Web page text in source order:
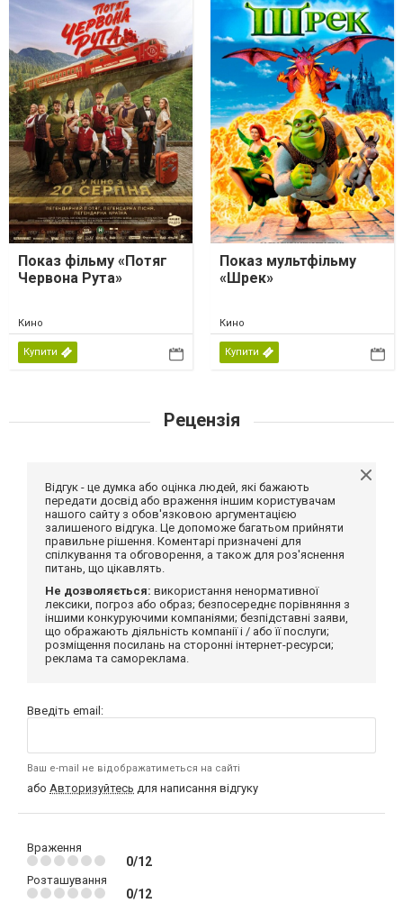
Показ фільму «Потяг
Червона Рута»
Кино
Купити
Показ мультфільму
«Шрек»
Кино
Купити
Рецензія
Відгук - це думка або оцінка людей, які бажають
передати досвід або враження іншим користувачам
нашого сайту з обов'язковою аргументацією
залишеного відгука. Це допоможе багатьом прийняти
правильне рішення. Коментарі призначені для
спілкування та обговорення, а також для роз'яснення
питань, що цікавлять.
Не дозволяється: використання ненормативної
лексики, погроз або образ; безпосереднє порівняння з
іншими конкуруючими компаніями; безпідставні заяви,
що ображають діяльність компанії і / або її послуги;
розміщення посилань на сторонні інтернет-ресурси;
реклама та самореклама.
Введіть email:
Ваш e-mail не відображатиметься на сайті
або Авторизуйтесь для написання відгуку
Враження
0/12
Розташування
0/12